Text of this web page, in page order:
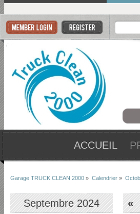
ACCUEIL
Garage TRUCK CLEAN 2000 » Calendrier »
Septembre 2024
«